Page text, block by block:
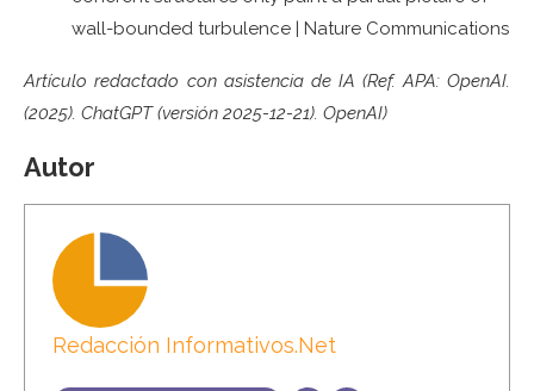
wall-bounded turbulence | Nature Communications
Artículo redactado con asistencia de IA (Ref. APA: OpenAI.
(2025). ChatGPT (versión 2025-12-21). OpenAI)
Autor
Redacción Informativos.Net